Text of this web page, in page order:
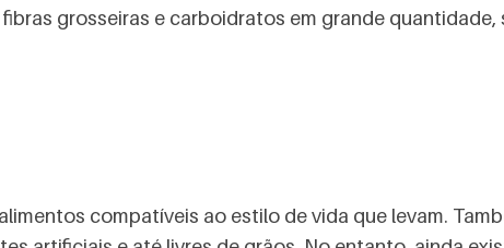
grosseiras e carboidratos em grande
compatíveis ao estilo de vida que levam.